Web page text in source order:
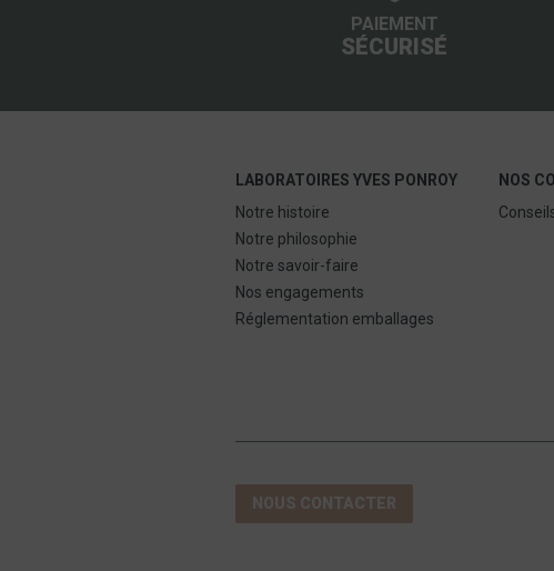
PAIEMENT
SÉCURISÉ
LABORATOIRES YVES PONROY
Notre histoire
Notre philosophie
Notre savoir-faire
Nos engagements
Réglementation emballages
NOS
NOUS CONTACTER